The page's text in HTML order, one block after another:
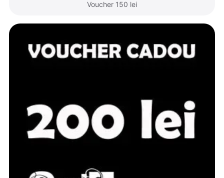
Voucher 150 lei